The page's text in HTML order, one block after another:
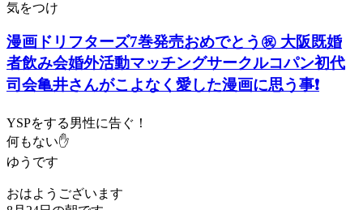
気をつけ
漫画ドリフターズ7巻発売おめでとう㊗️ 大阪既婚
者飲み会婚外活動マッチングサークルコパン初代
司会亀井さんがこよなく愛した漫画に思う事❗️
YSPをする男性に告ぐ！
何もない✋
ゆうです
おはようございます